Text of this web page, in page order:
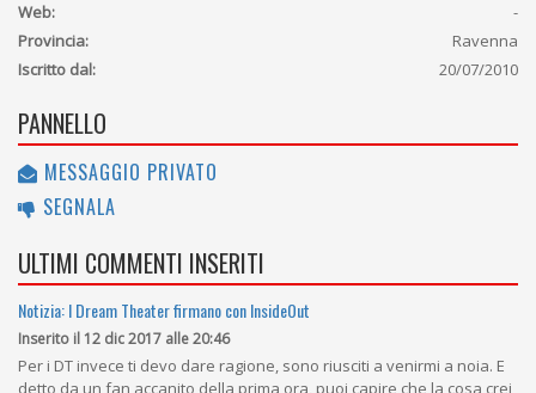
Web:
-
Provincia:
Ravenna
Iscritto dal:
20/07/2010
PANNELLO
MESSAGGIO PRIVATO
SEGNALA
ULTIMI COMMENTI INSERITI
Notizia: I Dream Theater firmano con InsideOut
Inserito il 12 dic 2017 alle 20:46
Per i DT invece ti devo dare ragione, sono riusciti a venirmi a noia. E
detto da un fan accanito della prima ora, puoi capire che la cosa crei